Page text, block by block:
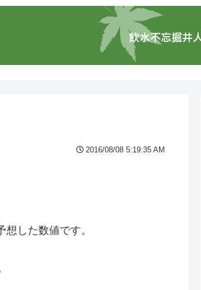
2016/08/08 5:19:35 AM
した数値です。